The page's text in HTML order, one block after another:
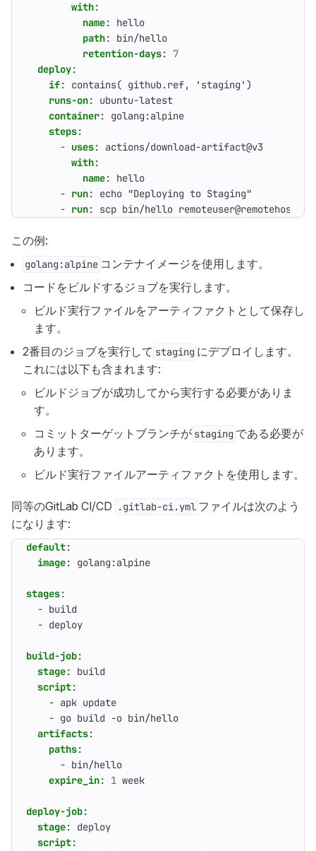
with:
name:
hello
path:
bin/hello
retention-days:
7
deploy:
if:
contains( github.ref, 'staging')
runs-on:
ubuntu-latest
container:
golang:alpine
steps:
- uses:
actions/download-artifact@v3
with:
name:
hello
- run:
echo "Deploying to Staging"
- run: scp bin/hello remoteuser@remotehost:/
この例:
golang:alpine コンテナイメージを使用します。
コードをビルドするジョブを実行します。
ビルド実行ファイルをアーティファクトとして保存し
ます。
2番目のジョブを実行して staging にデプロイします。
これには以下も含まれます:
ビルドジョブが成功してから実行する必要がありま
す。
コミットターゲットブランチが staging である必要が
あります。
ビルド実行ファイルアーティファクトを使用します。
同等のGitLab CI/CD .gitlab-ci.yml ファイルは次のよう
になります:
default:
image: golang:alpine
stages:
- build
- deploy
build-job:
stage:
build
script:
- apk update
- go build -o bin/hello
artifacts:
paths:
- bin/hello
expire_in: 1 week
deploy-job:
stage:
deploy
script: